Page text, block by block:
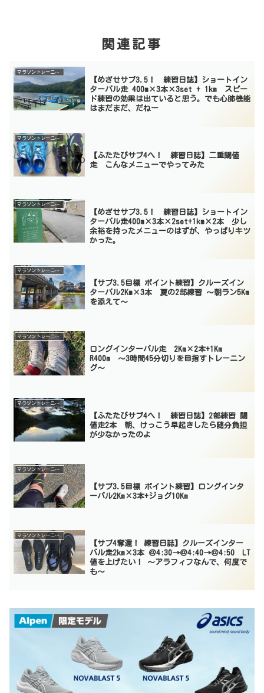
関連記事
マラソントレーニング
【めざせサブ3.5！ 練習日誌】ショートイン
ターバル走 400m×3本×3set + 1km スピー
ド練習の効果は出ていると思う。でも心肺機能
はまだまだ、だねー
マラソントレーニング
【ふたたびサブ4へ！ 練習日誌】二重閾値
走 こんなメニューでやってみた
マラソントレーニング
【めざせサブ3.5！ 練習日誌】ショートイン
ターバル走400m×3本×2set+1km×2本 少し
余裕を持ったメニューのはずが、やっぱりキツ
かった。
マラソントレーニング
【サブ3.5目標 ポイント練習】クルーズイン
ターバル2Km×3本 夏の2部練習 〜朝ラン5Km
を添えて〜
マラソントレーニング
ロングインターバル走 2Km×2本+1Km
R400m 〜3時間45分切りを目指すトレーニン
グ〜
マラソントレーニング
【ふたたびサブ4へ！ 練習日誌】2部練習 閾
値走2本 朝、けっこう早起きしたら随分負担
が少なかったのよ
マラソントレーニング
【サブ3.5目標 ポイント練習】ロングインタ
ーバル2Km×3本+ジョグ10Km
マラソントレーニング
【サブ4奪還！ 練習日誌】クルーズインター
バル走2km×3本 ＠4:30→＠4:40→＠4:50 LT
値を上げたい！ 〜アラフィフなんで、何度で
も〜